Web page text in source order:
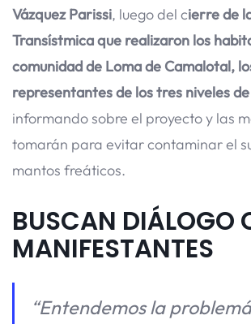
Vázquez Parissi, luego del cierre de
Transístmica que realizaron los
comunidad de Loma de Camalotal,
representantes de los tres niveles
informando sobre el proyecto y las
tomarán para evitar contaminar el
mantos freáticos.
BUSCAN DIÁLOGO
MANIFESTANTES
“Entendemos la